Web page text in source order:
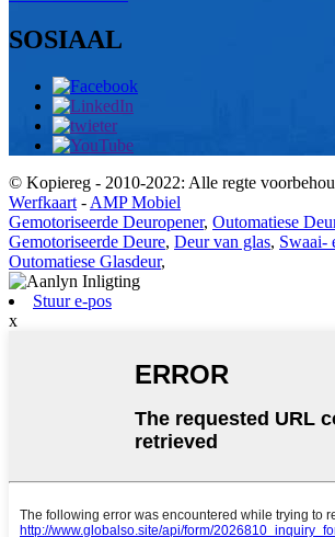
SOSIAAL
© Kopiereg - 2010-2022: Alle regte
Werfkaart - AMP Mobiel
Gemotoriseerde Deuropener, Outomatiese
Gemotoriseerde Deure, Deur van glas, Swaai-
Outomatiese Glasdeur,
Stuur e-pos
x